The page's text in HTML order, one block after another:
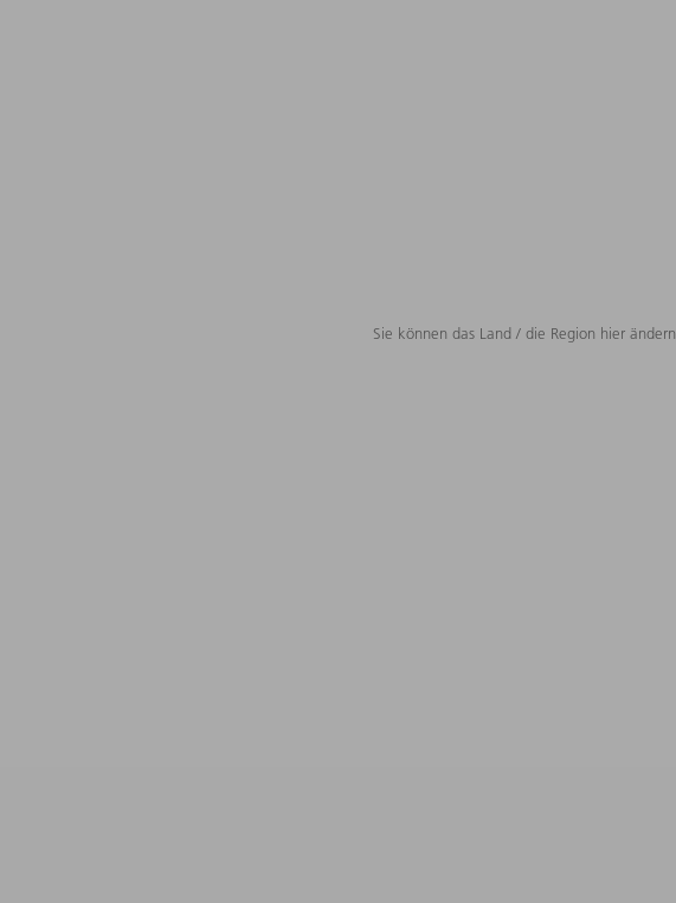
Sie können das Land / die Region hier ändern